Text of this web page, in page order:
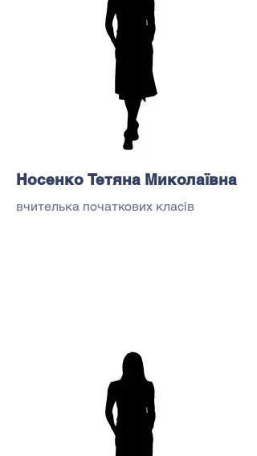
Носенко Тетяна Миколаївна
вчителька початкових класів